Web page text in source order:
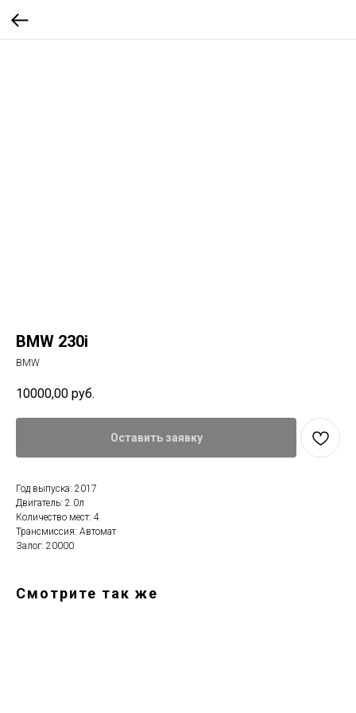
BMW 230i
BMW
10000,00 руб.
Оставить заявку
Год выпуска: 2017
Двигатель: 2.0л
Количество мест: 4
Трансмиссия: Автомат
Залог: 20000
Смотрите так же